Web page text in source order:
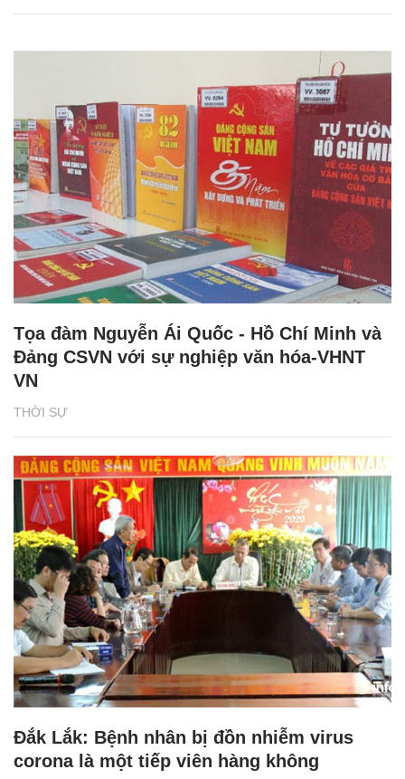
THỜI SỰ
Tọa đàm Nguyễn Ái Quốc - Hồ Chí Minh và
Đảng CSVN với sự nghiệp văn hóa-VHNT
VN
Đắk Lắk: Bệnh nhân bị đồn nhiễm virus
corona là một tiếp viên hàng không